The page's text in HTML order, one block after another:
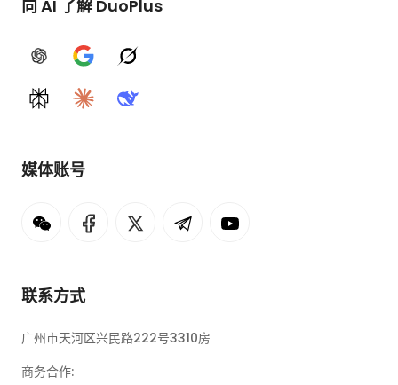
向 AI 了解 DuoPlus
ChatGPTGoogle AIGrok
PerplexityClaudeDeepSeek
媒体账号
联系方式
广州市天河区兴民路222号3310房
商务合作: